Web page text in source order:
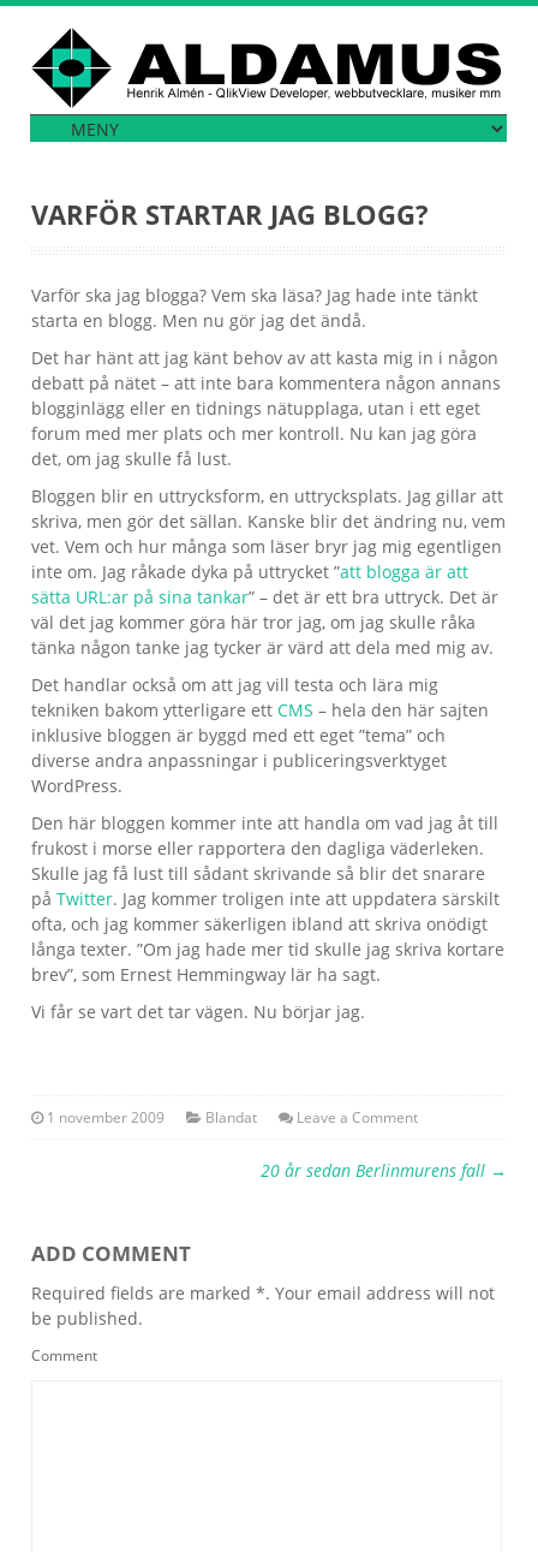
VARFÖR STARTAR JAG BLOGG?
Varför ska jag blogga? Vem ska läsa? Jag hade inte tänkt
starta en blogg. Men nu gör jag det ändå.
Det har hänt att jag känt behov av att kasta mig in i någon
debatt på nätet – att inte bara kommentera någon annans
blogginlägg eller en tidnings nätupplaga, utan i ett eget
forum med mer plats och mer kontroll. Nu kan jag göra
det, om jag skulle få lust.
Bloggen blir en uttrycksform, en uttrycksplats. Jag gillar att
skriva, men gör det sällan. Kanske blir det ändring nu, vem
vet. Vem och hur många som läser bryr jag mig egentligen
inte om. Jag råkade dyka på uttrycket ”att blogga är att
sätta URL:ar på sina tankar” – det är ett bra uttryck. Det är
väl det jag kommer göra här tror jag, om jag skulle råka
tänka någon tanke jag tycker är värd att dela med mig av.
Det handlar också om att jag vill testa och lära mig
tekniken bakom ytterligare ett CMS – hela den här sajten
inklusive bloggen är byggd med ett eget ”tema” och
diverse andra anpassningar i publiceringsverktyget
WordPress.
Den här bloggen kommer inte att handla om vad jag åt till
frukost i morse eller rapportera den dagliga väderleken.
Skulle jag få lust till sådant skrivande så blir det snarare
på Twitter. Jag kommer troligen inte att uppdatera särskilt
ofta, och jag kommer säkerligen ibland att skriva onödigt
långa texter. ”Om jag hade mer tid skulle jag skriva kortare
brev”, som Ernest Hemmingway lär ha sagt.
Vi får se vart det tar vägen. Nu börjar jag.
1 november 2009 Blandat Leave a Comment
20 år sedan Berlinmurens fall →
ADD COMMENT
Required fields are marked *. Your email address will not
be published.
Comment